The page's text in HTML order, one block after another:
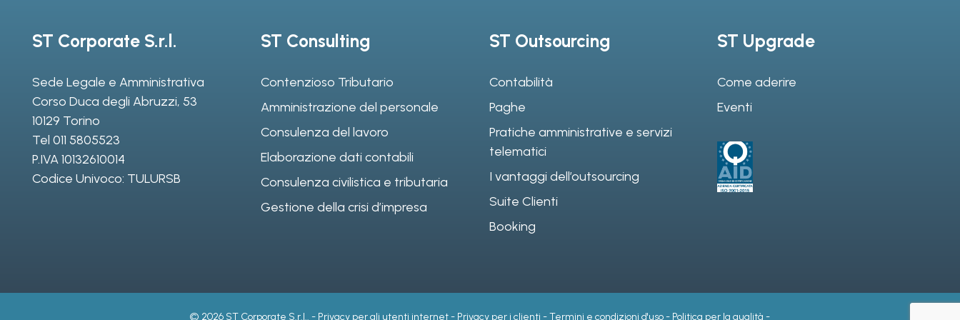
ST Corporate S.r.l.
Sede Legale e Amministrativa
Corso Duca degli Abruzzi, 53
10129 Torino
Tel 011 5805523
P.IVA 10132610014
Codice Univoco: TULURSB
ST Consulting
Contenzioso Tributario
Amministrazione del personale
Consulenza del lavoro
Elaborazione dati contabili
Consulenza civilistica e tributaria
Gestione della crisi d’impresa
ST Outsourcing
Contabilità
Paghe
Pratiche amministrative e servizi
telematici
I vantaggi dell’outsourcing
Suite Clienti
Booking
ST Upgrade
Come aderire
Eventi
© 2026 ST Corporate S.r.l.. - Privacy per gli utenti internet- Privacy per i clienti -Termini e condizioni d'uso- Politica per la qualità -